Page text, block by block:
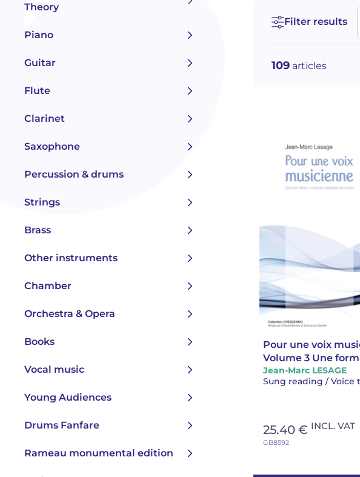
Filter results
109 articles
Theory
Piano
Guitar
Flute
Clarinet
Saxophone
Percussion & drums
Strings
Brass
Other instruments
Chamber
Orchestra & Opera
Books
Vocal music
Young Audiences
Drums Fanfare
Rameau monumental edition
Pour une voix
Volume 3 Une
musicale adaptée
Jean-Marc LESAGE
Sung reading / Voice
25.40 € INCL. VAT
GB8592